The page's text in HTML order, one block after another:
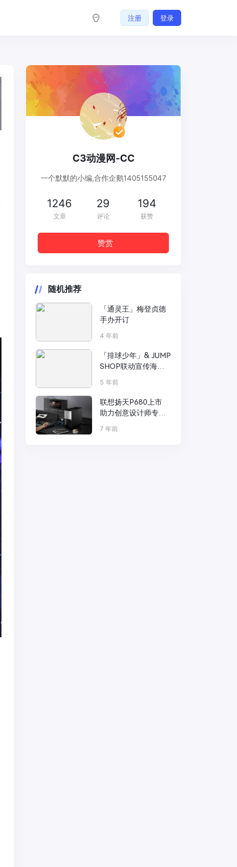
注册 登录
C3动漫网-CC
一个默默的小编,合作企鹅1405155047
1246
文章
29
评论
194
获赞
赞赏
随机推荐
「通灵王」梅登贞德
手办开订
4 年前
「排球少年」& JUMP
SHOP联动宣传海报
公开
5 年前
联想扬天P680上市
助力创意设计师专业
设计无界限
7 年前